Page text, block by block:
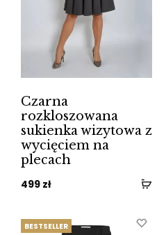
Czarna
rozkloszowana
sukienka wizytowa z
wycięciem na
plecach
499 zł
BESTSELLER